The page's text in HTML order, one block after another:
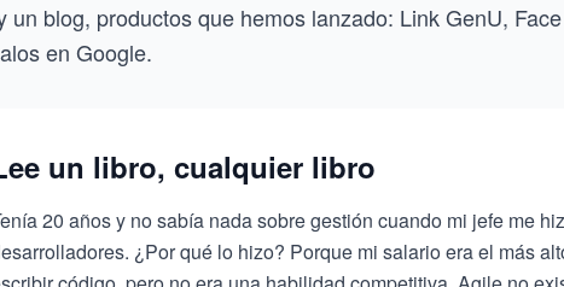
un blog, productos que hemos lanzado: Link GenU,
en Google.
un libro, cualquier libro
20 años y no sabía nada sobre gestión cuando mi jefe me
¿Por qué lo hizo? Porque mi salario era el más